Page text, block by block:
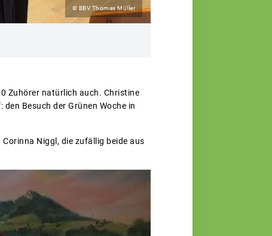
© BBV Thomas Müller
Zuhörer natürlich auch. Christine
Besuch der Grünen Woche in
Niggl, die zufällig beide aus